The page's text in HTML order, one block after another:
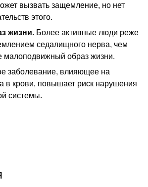
вызвать защемление, но нет
этого.
жизни. Более активные люди реже
седалищного нерва, чем
малоподвижный образ жизни.
заболевание, влияющее на
в крови, повышает риск нарушения
системы.